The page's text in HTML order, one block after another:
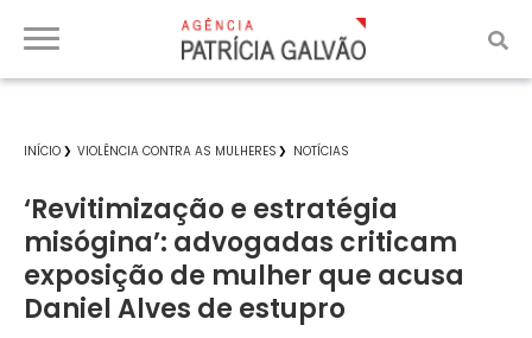
INÍCIO VIOLÊNCIA CONTRA AS MULHERES NOTÍCIAS
‘Revitimização e estratégia
misógina’: advogadas criticam
exposição de mulher que acusa
Daniel Alves de estupro